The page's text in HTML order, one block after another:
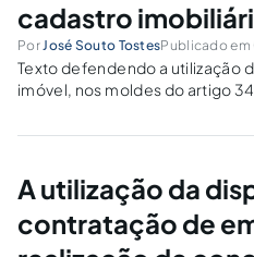
cadastro
PorJosé Souto TostesPublicado em
Texto defendendo a utilização
imóvel, nos moldes do artigo
A utilização da
contratação de